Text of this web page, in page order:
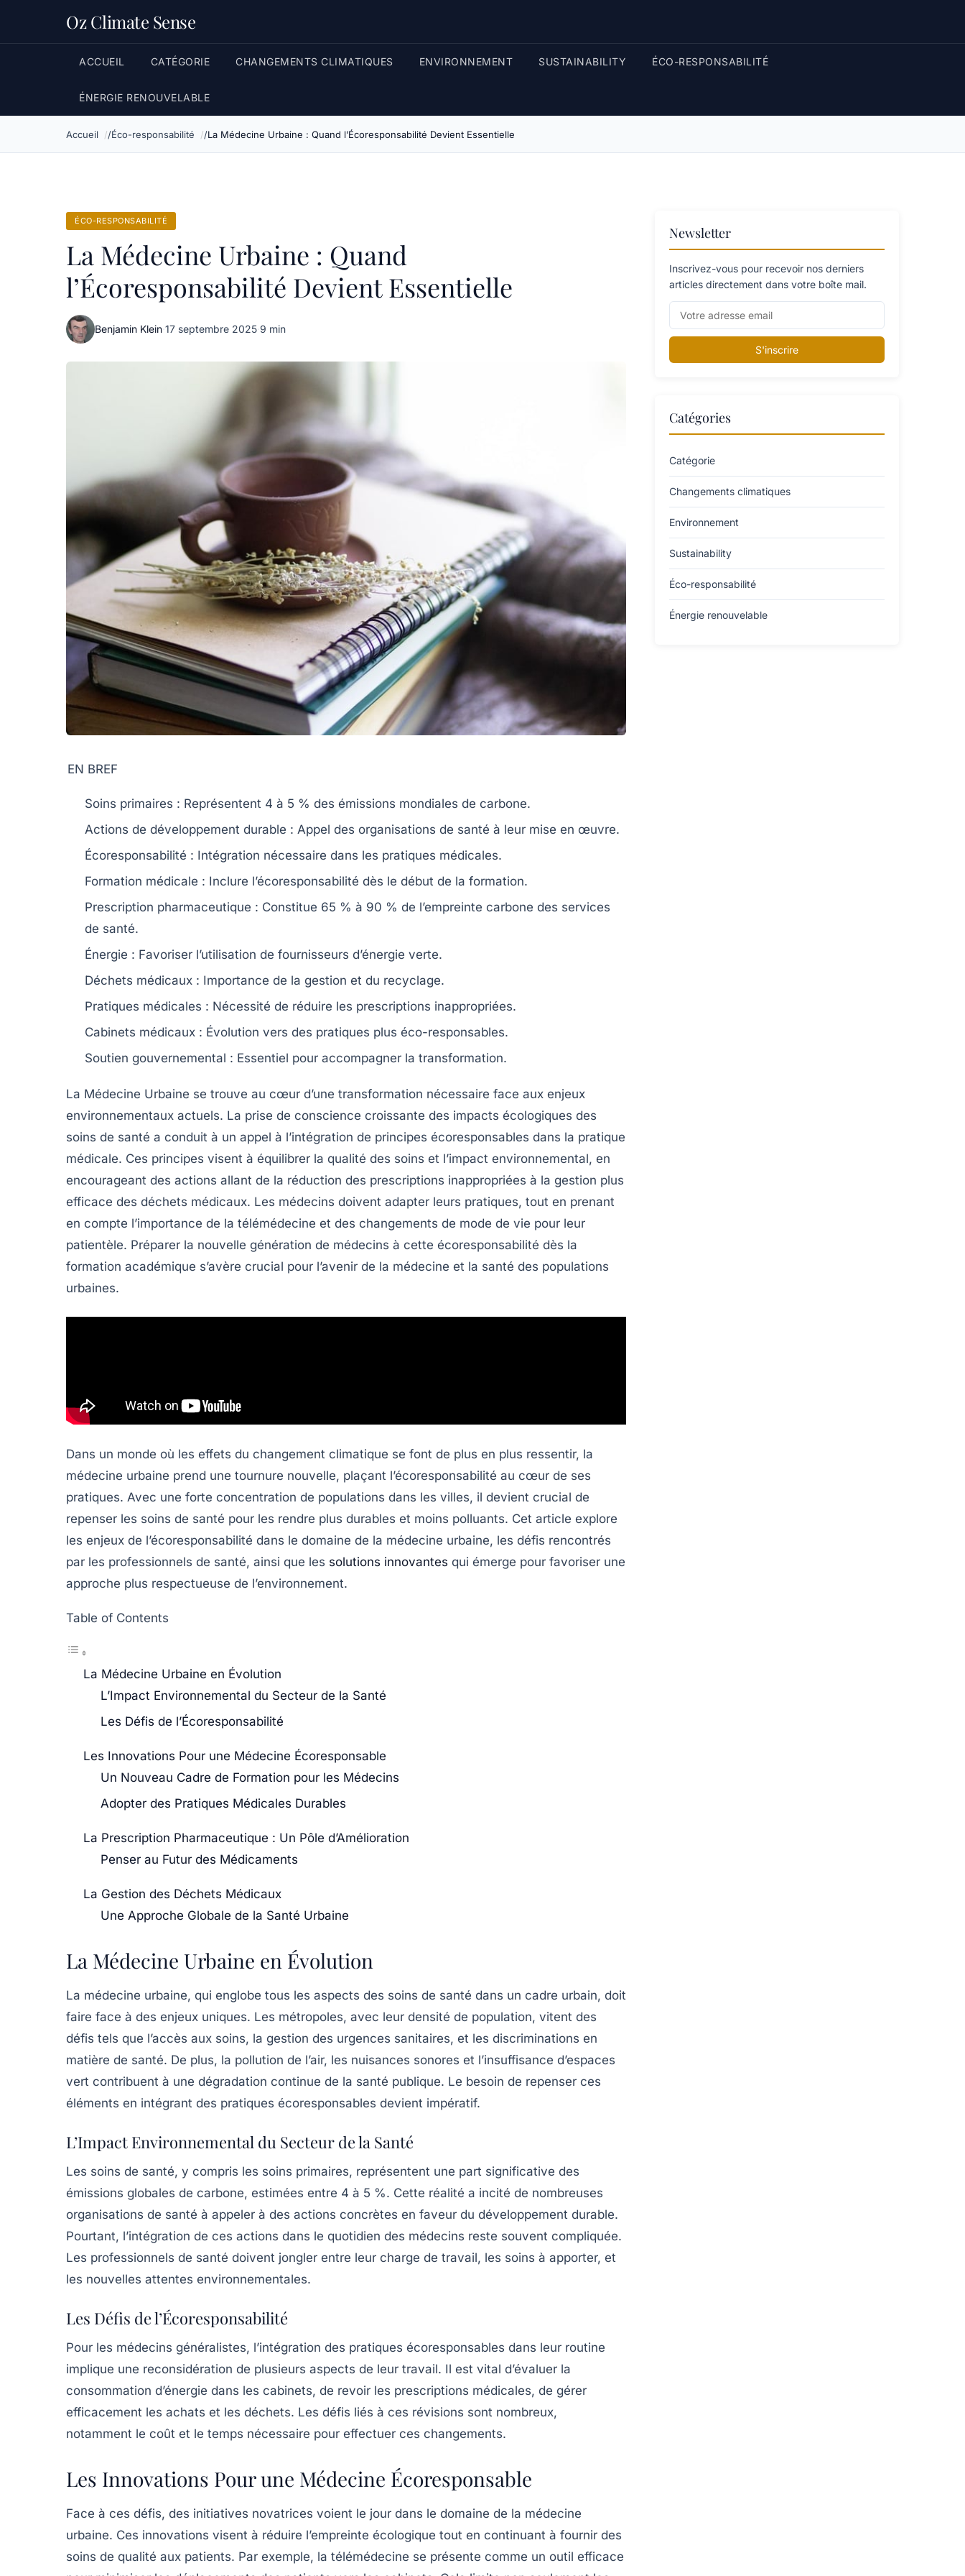
Oz Climate Sense
ACCUEIL CATÉGORIE CHANGEMENTS CLIMATIQUES ENVIRONNEMENT SUSTAINABILITY ÉCO-RESPONSABILITÉ
ÉNERGIE RENOUVELABLE
Accueil Éco-responsabilité La Médecine Urbaine : Quand l’Écoresponsabilité Devient Essentielle
ÉCO-RESPONSABILITÉ
La Médecine Urbaine : Quand
l’Écoresponsabilité Devient Essentielle
Benjamin Klein·17 septembre 2025·9 min
EN BREF
Soins primaires : Représentent 4 à 5 % des émissions mondiales de carbone.
Actions de développement durable : Appel des organisations de santé à leur mise en œuvre.
Écoresponsabilité : Intégration nécessaire dans les pratiques médicales.
Formation médicale : Inclure l’écoresponsabilité dès le début de la formation.
Prescription pharmaceutique : Constitue 65 % à 90 % de l’empreinte carbone des services
de santé.
Énergie : Favoriser l’utilisation de fournisseurs d’énergie verte.
Déchets médicaux : Importance de la gestion et du recyclage.
Pratiques médicales : Nécessité de réduire les prescriptions inappropriées.
Cabinets médicaux : Évolution vers des pratiques plus éco-responsables.
Soutien gouvernemental : Essentiel pour accompagner la transformation.
La Médecine Urbaine se trouve au cœur d’une transformation nécessaire face aux enjeux
environnementaux actuels. La prise de conscience croissante des impacts écologiques des
soins de santé a conduit à un appel à l’intégration de principes écoresponsables dans la pratique
médicale. Ces principes visent à équilibrer la qualité des soins et l’impact environnemental, en
encourageant des actions allant de la réduction des prescriptions inappropriées à la gestion plus
efficace des déchets médicaux. Les médecins doivent adapter leurs pratiques, tout en prenant
en compte l’importance de la télémédecine et des changements de mode de vie pour leur
patientèle. Préparer la nouvelle génération de médecins à cette écoresponsabilité dès la
formation académique s’avère crucial pour l’avenir de la médecine et la santé des populations
urbaines.
Dans un monde où les effets du changement climatique se font de plus en plus ressentir, la
médecine urbaine prend une tournure nouvelle, plaçant l’écoresponsabilité au cœur de ses
pratiques. Avec une forte concentration de populations dans les villes, il devient crucial de
repenser les soins de santé pour les rendre plus durables et moins polluants. Cet article explore
les enjeux de l’écoresponsabilité dans le domaine de la médecine urbaine, les défis rencontrés
par les professionnels de santé, ainsi que les solutions innovantes qui émerge pour favoriser une
approche plus respectueuse de l’environnement.
Table of Contents
La Médecine Urbaine en Évolution
L’Impact Environnemental du Secteur de la Santé
Les Défis de l’Écoresponsabilité
Les Innovations Pour une Médecine Écoresponsable
Un Nouveau Cadre de Formation pour les Médecins
Adopter des Pratiques Médicales Durables
La Prescription Pharmaceutique : Un Pôle d’Amélioration
Penser au Futur des Médicaments
La Gestion des Déchets Médicaux
Une Approche Globale de la Santé Urbaine
La Médecine Urbaine en Évolution
La médecine urbaine, qui englobe tous les aspects des soins de santé dans un cadre urbain, doit
faire face à des enjeux uniques. Les métropoles, avec leur densité de population, vitent des
défis tels que l’accès aux soins, la gestion des urgences sanitaires, et les discriminations en
matière de santé. De plus, la pollution de l’air, les nuisances sonores et l’insuffisance d’espaces
vert contribuent à une dégradation continue de la santé publique. Le besoin de repenser ces
éléments en intégrant des pratiques écoresponsables devient impératif.
L’Impact Environnemental du Secteur de la Santé
Les soins de santé, y compris les soins primaires, représentent une part significative des
émissions globales de carbone, estimées entre 4 à 5 %. Cette réalité a incité de nombreuses
organisations de santé à appeler à des actions concrètes en faveur du développement durable.
Pourtant, l’intégration de ces actions dans le quotidien des médecins reste souvent compliquée.
Les professionnels de santé doivent jongler entre leur charge de travail, les soins à apporter, et
les nouvelles attentes environnementales.
Les Défis de l’Écoresponsabilité
Pour les médecins généralistes, l’intégration des pratiques écoresponsables dans leur routine
implique une reconsidération de plusieurs aspects de leur travail. Il est vital d’évaluer la
consommation d’énergie dans les cabinets, de revoir les prescriptions médicales, de gérer
efficacement les achats et les déchets. Les défis liés à ces révisions sont nombreux,
notamment le coût et le temps nécessaire pour effectuer ces changements.
Les Innovations Pour une Médecine Écoresponsable
Face à ces défis, des initiatives novatrices voient le jour dans le domaine de la médecine
urbaine. Ces innovations visent à réduire l’empreinte écologique tout en continuant à fournir des
soins de qualité aux patients. Par exemple, la télémédecine se présente comme un outil efficace
Newsletter
Inscrivez-vous pour recevoir nos derniers
articles directement dans votre boîte mail.
S'inscrire
Catégories
Catégorie
Changements climatiques
Environnement
Sustainability
Éco-responsabilité
Énergie renouvelable